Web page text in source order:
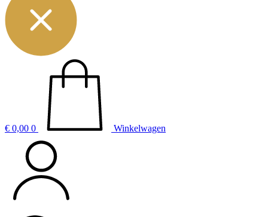
€ 0,00 0 Winkelwagen